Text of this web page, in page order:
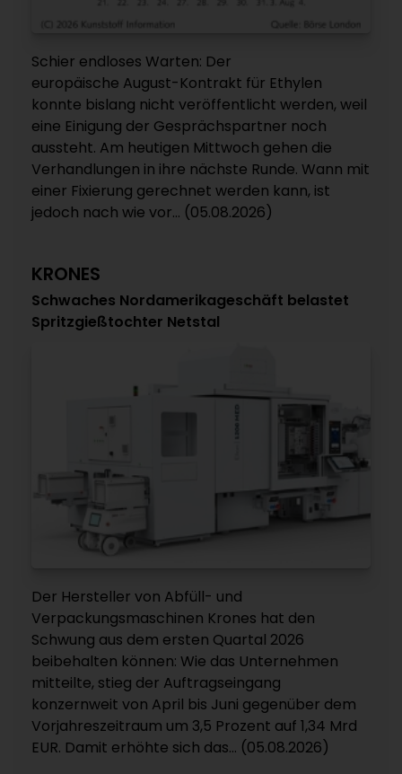
Schier endloses Warten: Der
europäische August-Kontrakt für Ethylen
konnte bislang nicht veröffentlicht werden, weil
eine Einigung der Gesprächspartner noch
aussteht. Am heutigen Mittwoch gehen die
Verhandlungen in ihre nächste Runde. Wann mit
einer Fixierung gerechnet werden kann, ist
jedoch nach wie vor... (05.08.2026)
KRONES
Schwaches Nordamerikageschäft belastet
Spritzgießtochter Netstal
Der Hersteller von Abfüll- und
Verpackungsmaschinen Krones hat den
Schwung aus dem ersten Quartal 2026
beibehalten können: Wie das Unternehmen
mitteilte, stieg der Auftragseingang
konzernweit von April bis Juni gegenüber dem
Vorjahreszeitraum um 3,5 Prozent auf 1,34 Mrd
EUR. Damit erhöhte sich das... (05.08.2026)